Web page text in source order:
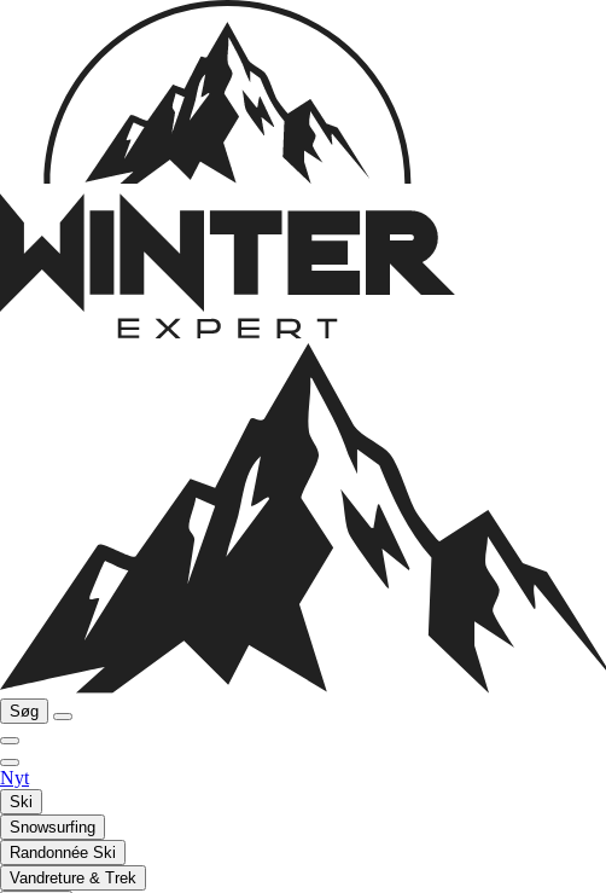
Søg
Nyt
Ski
Snowsurfing
Randonnée Ski
Vandreture & Trek